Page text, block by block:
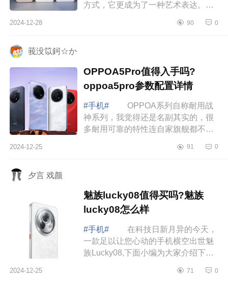
方式，它更成为了一种艺术表达。随
2024-12-28 90 0
莪没笖鈳☆か
OPPOA5Pro值得入手吗?
oppoa5pro参数配置详情
#手机#
OPPOA系列自称耐用战
神系列，我觉得还是名副其实的，很
多耐用可靠的特性连自家旗舰都不一
大家介绍下OPPOA5Pro值得入手吗?
2024-12-25 91 0
夕言 戏颜
魅族lucky08值得买吗?魅族
lucky08怎么样
#手机#
在科技日新月异的今天，
一款足以让您心动的手机横空出世魅
族Lucky08,下面小编为大家介绍下魅
样 魅族lucky08值得买吗 魅族
2024-12-25 71 0